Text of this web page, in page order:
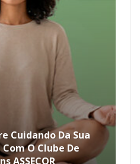
Cuidando Da Sua
O Clube De
ASSECOR